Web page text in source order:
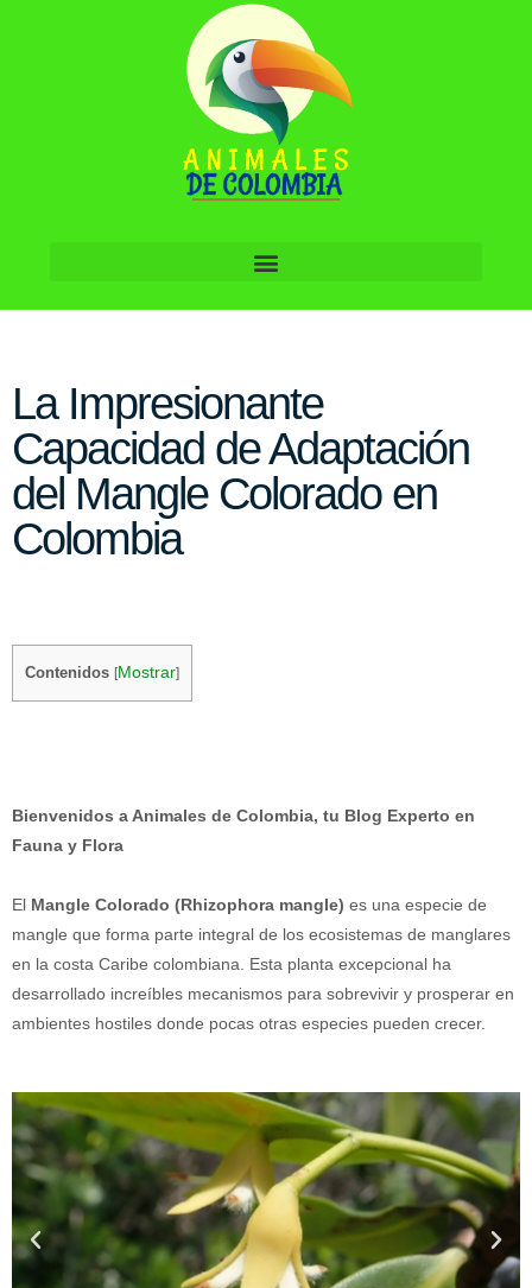
La Impresionante
Capacidad de Adaptación
del Mangle Colorado en
Colombia
Contenidos [Mostrar]
Bienvenidos a Animales de Colombia, tu Blog Experto en
Fauna y Flora
El Mangle Colorado (Rhizophora mangle) es una especie de
mangle que forma parte integral de los ecosistemas de manglares
en la costa Caribe colombiana. Esta planta excepcional ha
desarrollado increíbles mecanismos para sobrevivir y prosperar en
ambientes hostiles donde pocas otras especies pueden crecer.